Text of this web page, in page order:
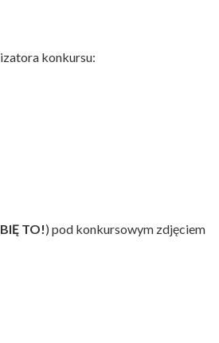
konkursu:
TO!) pod konkursowym zdjęciem